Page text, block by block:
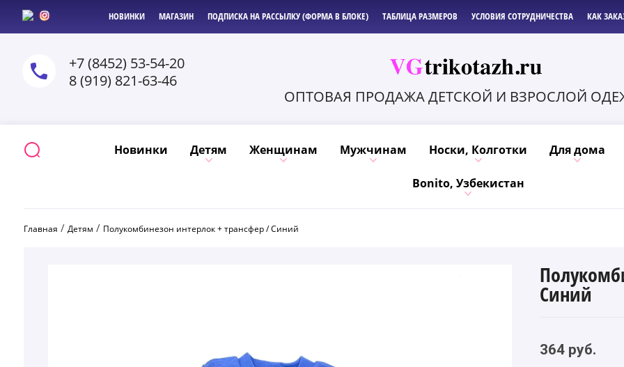
НОВИНКИ МАГАЗИН ПОДПИСКА НА РАССЫЛКУ (ФОРМА В БЛОКЕ) ТАБЛИЦА РАЗМЕРОВ УСЛОВИЯ СОТРУДНИЧЕСТВА КАК
+7 (8452) 53-54-20
8 (919) 821-63-46
ОПТОВАЯ ПРОДАЖА ДЕТСКОЙ И ВЗРОСЛОЙ
Новинки Детям Женщинам Мужчинам Носки, Колготки Для дома
Bonito, Узбекистан
Главная / Детям / Полукомбинезон интерлок + трансфер / Синий
Синий
364 руб.